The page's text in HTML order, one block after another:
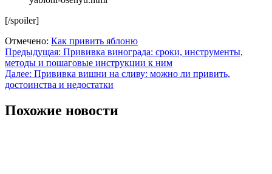
[/spoiler]
Отмечено: Как привить яблоню
Навигация
по
записям
Предыдущая: Прививка винограда: сроки, инструменты,
методы и пошаговые инструкции к ним
Далее: Прививка вишни на сливу: можно ли привить,
достоинства и недостатки
Похожие новости